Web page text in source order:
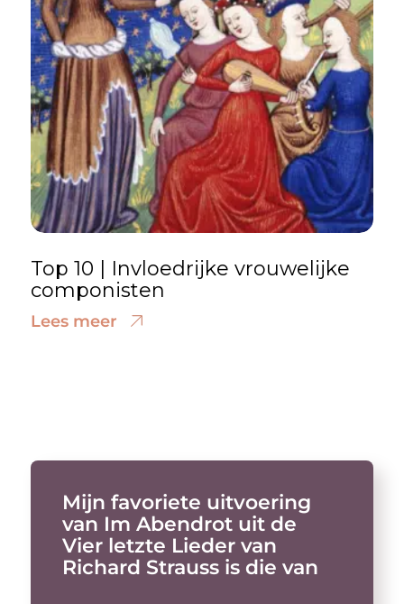
Top 10 | Invloedrijke vrouwelijke
componisten
Lees meer
Mijn favoriete uitvoering
van Im Abendrot uit de
Vier letzte Lieder van
Richard Strauss is die van